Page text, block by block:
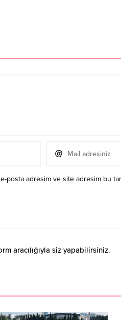
posta adresim ve site adresim bu
aracılığıyla siz yapabilirsiniz.